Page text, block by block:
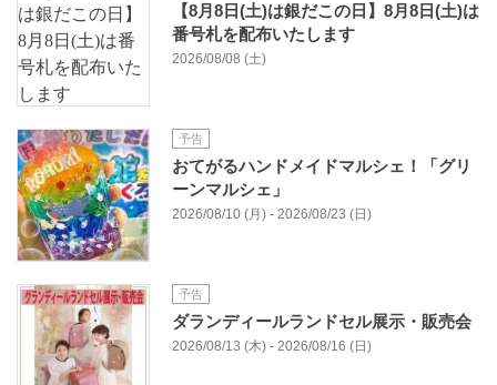
【8月8日(土)は銀だこの日】8月8日(土)は
番号札を配布いたします
2026/08/08 (土)
予告
おてがるハンドメイドマルシェ！「グリ
ーンマルシェ」
2026/08/10 (月) - 2026/08/23 (日)
予告
ダランディールランドセル展示・販売会
2026/08/13 (木) - 2026/08/16 (日)